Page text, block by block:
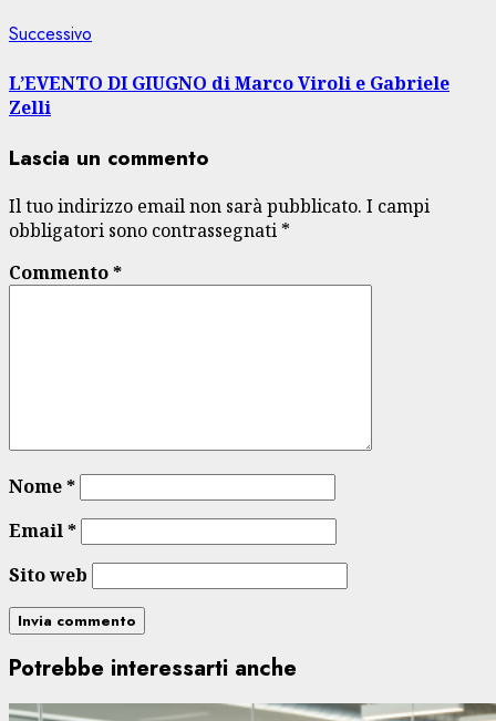
Successivo
L’EVENTO DI GIUGNO di Marco Viroli e Gabriele
Zelli
Lascia un commento
Il tuo indirizzo email non sarà pubblicato. I campi
obbligatori sono contrassegnati *
Commento*
Nome*
Email*
Sito web
Potrebbe interessarti anche